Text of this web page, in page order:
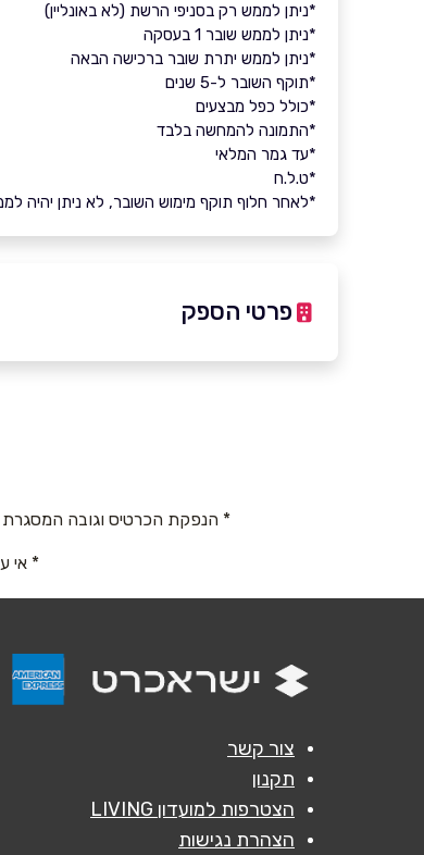
*ניתן לממש רק בסניפי הרשת (לא באונליין)
*ניתן לממש שובר 1 בעסקה
*ניתן לממש יתרת שובר ברכישה הבאה
*תוקף השובר ל-5 שנים
*כולל כפל מבצעים
*התמונה להמחשה בלבד
*עד גמר המלאי
*ט.ל.ח
*לאחר חלוף תוקף מימוש השובר, לא ניתן יהיה
פרטי הספק
הודעה*
* הנפקת הכרטיס וגובה המסגרת
* אי
צור קשר
תקנון
הצטרפות למועדון LIVING
הצהרת נגישות